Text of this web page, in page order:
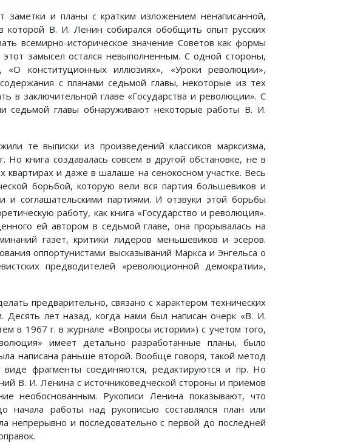
заметки и планы с кратким изложением ненаписанной,
которой В. И. Ленин собирался обобщить опыт русских
всемирно-историческое значение Советов как формы
замысел остался невыполненным. С одной стороны,
«О конституционных иллюзиях», «Уроки революции»,
с планами седьмой главы, некоторые из тех
в заключительной главе «Государства и революции». С
седьмой главы обнаруживают некоторые работы В. И.
те выписки из произведений классиков марксизма,
книга создавалась совсем в другой обстановке, не в
квартирах и даже в шалаше на сенокосном участке. Весь
борьбой, которую вели вся партия большевиков и
соглашательскими партиями. И отзвуки этой борьбы
работу, как книга «Государство и революция».
ей автором в седьмой главе, она прорывалась на
газет, критики лидеров меньшевиков и эсеров.
оппортунистами высказываний Маркса и Энгельса о
предводителей «революционной демократии»,
предварительно, связано с характером технических
лет назад, когда нами был написан очерк «В. И.
в 1967 г. в журнале «Вопросы истории») с учетом того,
имеет детально разработанные планы, было
написана раньше второй. Вообще говоря, такой метод
фрагменты соединяются, редактируются и пр. Но
В. И. Ленина с источниковедческой стороны и приемов
необоснованным. Рукописи Ленина показывают, что
начала работы над рукописью составлялся план или
непрерывно и последовательно с первой до последней